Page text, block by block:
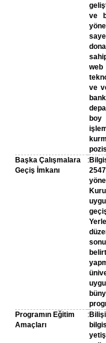
ve
ve
boy
Başka Çalışmalara
Geçiş İmkanı
:
Programın Eğitim
Amaçları
: